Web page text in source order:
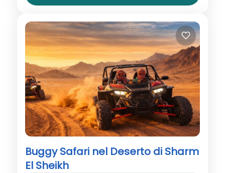
panoramica, cena beduina e osservazione
delle stelle al telescopio.
1-50 persone
Buggy Safari nel Deserto di Sharm
El Sheikh